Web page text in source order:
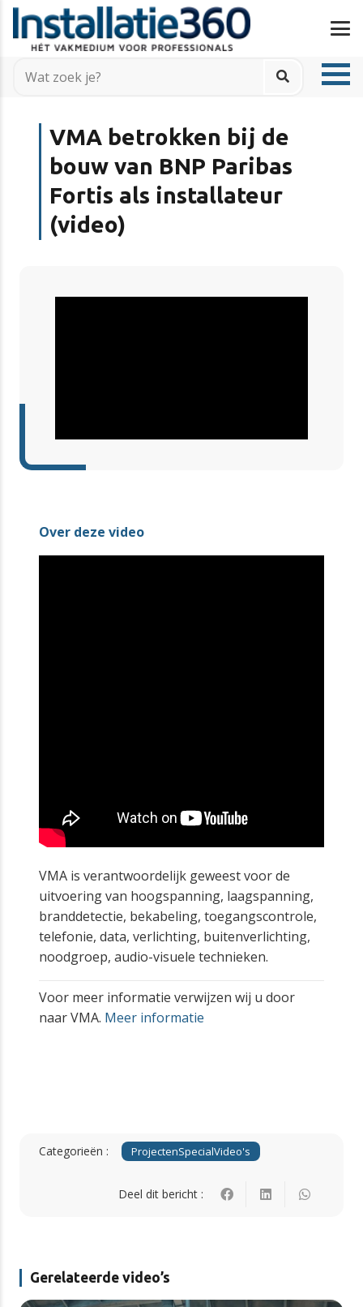
VMA betrokken bij de
bouw van BNP Paribas
Fortis als installateur
(video)
Over deze video
VMA is verantwoordelijk geweest voor de
uitvoering van hoogspanning, laagspanning,
branddetectie, bekabeling, toegangscontrole,
telefonie, data, verlichting, buitenverlichting,
noodgroep, audio-visuele technieken.
Voor meer informatie verwijzen wij u door
naar VMA. Meer informatie
Categorieën : ProjectenSpecialVideo's
Deel dit bericht :
Gerelateerde video’s